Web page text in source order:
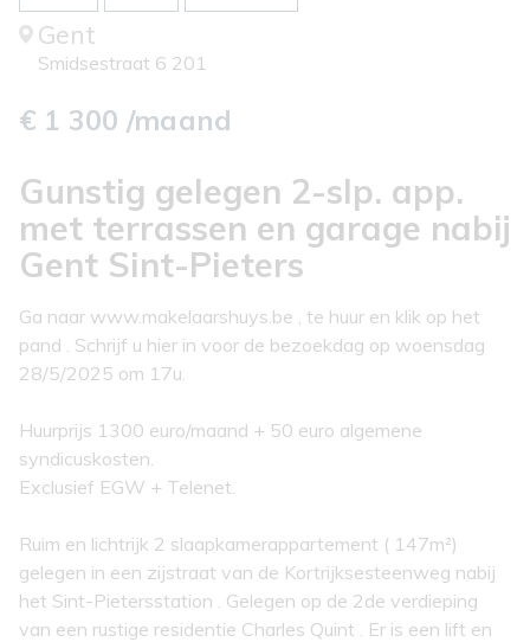
Gunstig gelegen 2-slp. app.
met terrassen en garage nabij
Gent Sint-Pieters
Gent
Smidsestraat 6 201
€ 1 300 /maand
Ga naar www.makelaarshuys.be , te huur en klik op het
pand . Schrijf u hier in voor de bezoekdag op woensdag
28/5/2025 om 17u.
Huurprijs 1300 euro/maand + 50 euro algemene
syndicuskosten.
Exclusief EGW + Telenet.
Ruim en lichtrijk 2 slaapkamerappartement ( 147m²)
gelegen in een zijstraat van de Kortrijksesteenweg nabij
het Sint-Pietersstation . Gelegen op de 2de verdieping
van een rustige residentie Charles Quint . Er is een lift en